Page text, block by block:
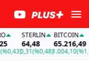
STERLIN
64,48
0,31(%0,48)
BITCOIN
65.216,49
1.004,10